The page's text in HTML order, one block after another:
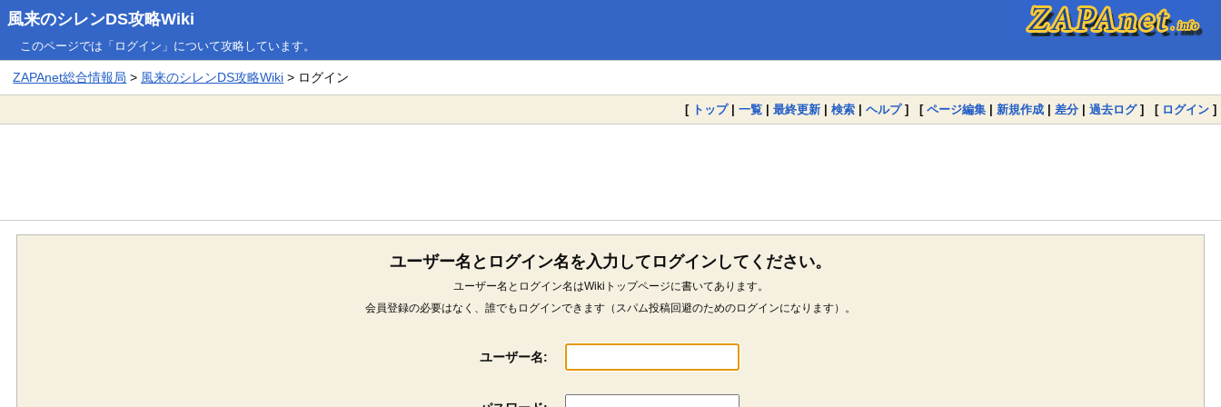
風来のシレンDS攻略Wiki
このページでは「ログイン」について攻略しています。
ZAPAnet総合情報局 > 風来のシレンDS攻略Wiki > ログイン
[ トップ| 一覧 | 最終更新 | 検索 | ヘルプ] [ ページ編集 | 新規作成 | 差分 | 過去ログ] [ ログイン ]
ユーザー名とログイン名を入力してログインしてください。
ユーザー名とログイン名はWikiトップページに書いてあります。
会員登録の必要はなく、誰でもログインできます（スパム投稿回避のためのログインになります）。
ユーザー名: